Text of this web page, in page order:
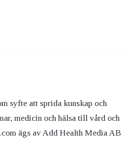
syfte att sprida kunskap och
medicin och hälsa till vård och
ägs av Add Health Media AB